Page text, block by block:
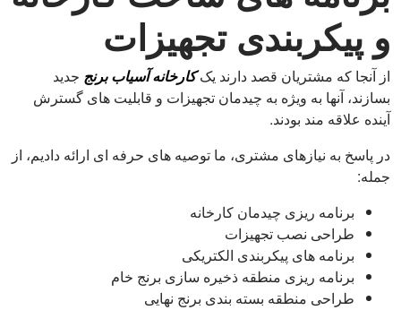
و پیکربندی تجهیزات
از آنجا که مشتریان قصد دارند یککارخانه آسیاب برنج جدید
بسازند، آنها به ویژه به چیدمان تجهیزات و قابلیت های گسترش
آینده علاقه مند بودند.
در پاسخ به نیازهای مشتری، ما توصیه های حرفه ای ارائه دادیم، از
جمله:
برنامه ریزی چیدمان کارخانه
طراحی نصب تجهیزات
برنامه های پیکربندی الکتریکی
برنامه ریزی منطقه ذخیره سازی برنج خام
طراحی منطقه بسته بندی برنج نهایی